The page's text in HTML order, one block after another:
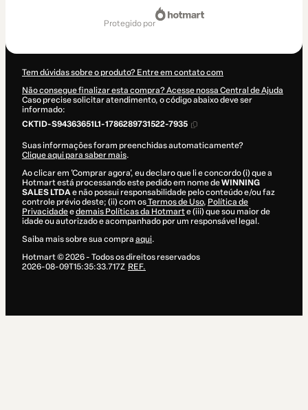
protegido por
Tem dúvidas sobre o produto? Entre em contato com
Não consegue finalizar esta compra? Acesse nossa Central de Ajuda
Caso precise solicitar atendimento, o código abaixo deve ser
informado:
CKTID-S94363651L1-1786289731522-7935
Suas informações foram preenchidas automaticamente?
Clique aqui para saber mais.
Ao clicar em 'Comprar agora', eu declaro que li e concordo (i) que a
Hotmart está processando este pedido em nome deWINNING
SALES LTDAe não possui responsabilidade pelo conteúdo e/ou faz
controle prévio deste; (ii) com osTermos de Uso, Política de
Privacidadeedemais Políticas da Hotmarte (iii) que sou maior de
idade ou autorizado e acompanhado por um responsável legal.
Saiba mais sobre sua compra aqui.
Hotmart ©2026- Todos os direitos reservados
2026-08-09T15:35:33.717Z REF.